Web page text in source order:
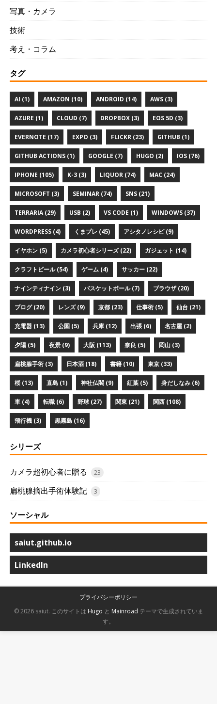
写真・カメラ
技術
考え・コラム
タグ
AI (1) AMAZON (10) ANDROID (14) AWS (3)
AZURE (1) CLOUD (7) DROPBOX (3) EOS 5D (3)
EVERNOTE (17) EXPO (3) FLICKR (23) GITHUB (1)
GITHUB ACTIONS (1) GOOGLE (7) HUGO (2) IOS (76)
IPHONE (105) K-3 (3) LIQUOR (74) MAC (24)
MICROSOFT (3) SEMINAR (74) SNS (21)
TERRARIA (29) USB (2) VS CODE (1) WINDOWS (37)
WORDPRESS (4) くまプレ (45) アシタノレシピ (9)
イヤホン (5) カメラ初心者シリーズ (22) ガジェット (14)
クラフトビール (54) ゲーム (4) サッカー (22)
ナインティナイン (3) バスケットボール (7) ブラウザ (20)
ブログ (20) レンズ (9) 京都 (23) 仕事術 (5) 仙台 (21)
充電器 (13) 公園 (5) 兵庫 (12) 出張 (6) 名古屋 (2)
夕陽 (5) 夜景 (9) 大阪 (113) 奈良 (5) 岡山 (3)
扁桃腺手術 (3) 日本酒 (18) 書籍 (10) 東京 (33)
桜 (13) 直島 (1) 神社仏閣 (9) 紅葉 (5) 身だしなみ (6)
車 (4) 転職 (6) 野球 (27) 関東 (21) 関西 (108)
飛行機 (3) 黒霧島 (16)
シリーズ
カメラ超初心者に贈る 23
扁桃腺摘出手術体験記 3
ソーシャル
saiut.github.io
LinkedIn
プライバシーポリシー
© 2026 saiut. このサイトは Hugo と Mainroad テーマで生成されていま
す。